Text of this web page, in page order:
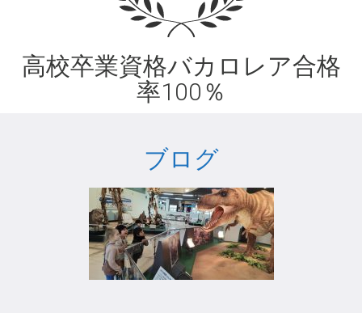
高校卒業資格バカロレア合格
率100％
ブログ